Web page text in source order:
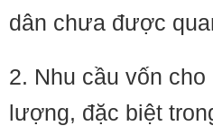
dân chưa được
2. Nhu cầu vốn
lượng, đặc biệt